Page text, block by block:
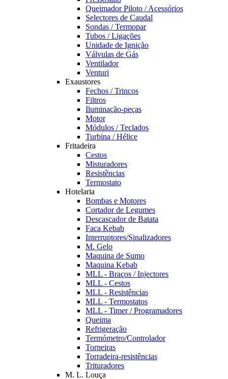
Queimador Piloto / Acessórios
Selectores de Caudal
Sondas / Termopar
Tubos / Ligações
Unidade de Ignição
Válvulas de Gás
Ventilador
Venturi
Exaustores
Fechos / Trincos
Filtros
Iluminação-peças
Motor
Módulos / Teclados
Turbina / Hélice
Fritadeira
Cestos
Misturadores
Resistências
Termostato
Hotelaria
Bombas e Motores
Cortador de Legumes
Descascador de Batata
Faca Kebab
Interruptores/Sinalizadores
M. Gelo
Maquina de Sumo
Maquina Kebab
MLL - Braços / Injectores
MLL - Cestos
MLL - Resistências
MLL - Termostatos
MLL - Timer / Programadores
Queima
Refrigeração
Termómetro/Controlador
Torneiras
Torradeira-resistências
Trituradores
M. L. Louça